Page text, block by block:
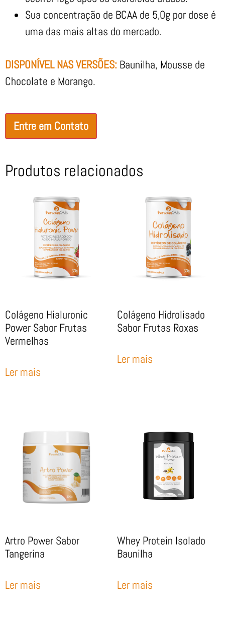
Sua concentração de BCAA de 5,0g por dose é
uma das mais altas do mercado.
DISPONÍVEL NAS VERSÕES: Baunilha, Mousse de
Chocolate e Morango.
Entre em Contato
Produtos relacionados
Colágeno Hialuronic
Power Sabor Frutas
Vermelhas
Ler mais
Colágeno Hidrolisado
Sabor Frutas Roxas
Ler mais
Artro Power Sabor
Tangerina
Ler mais
Whey Protein Isolado
Baunilha
Ler mais